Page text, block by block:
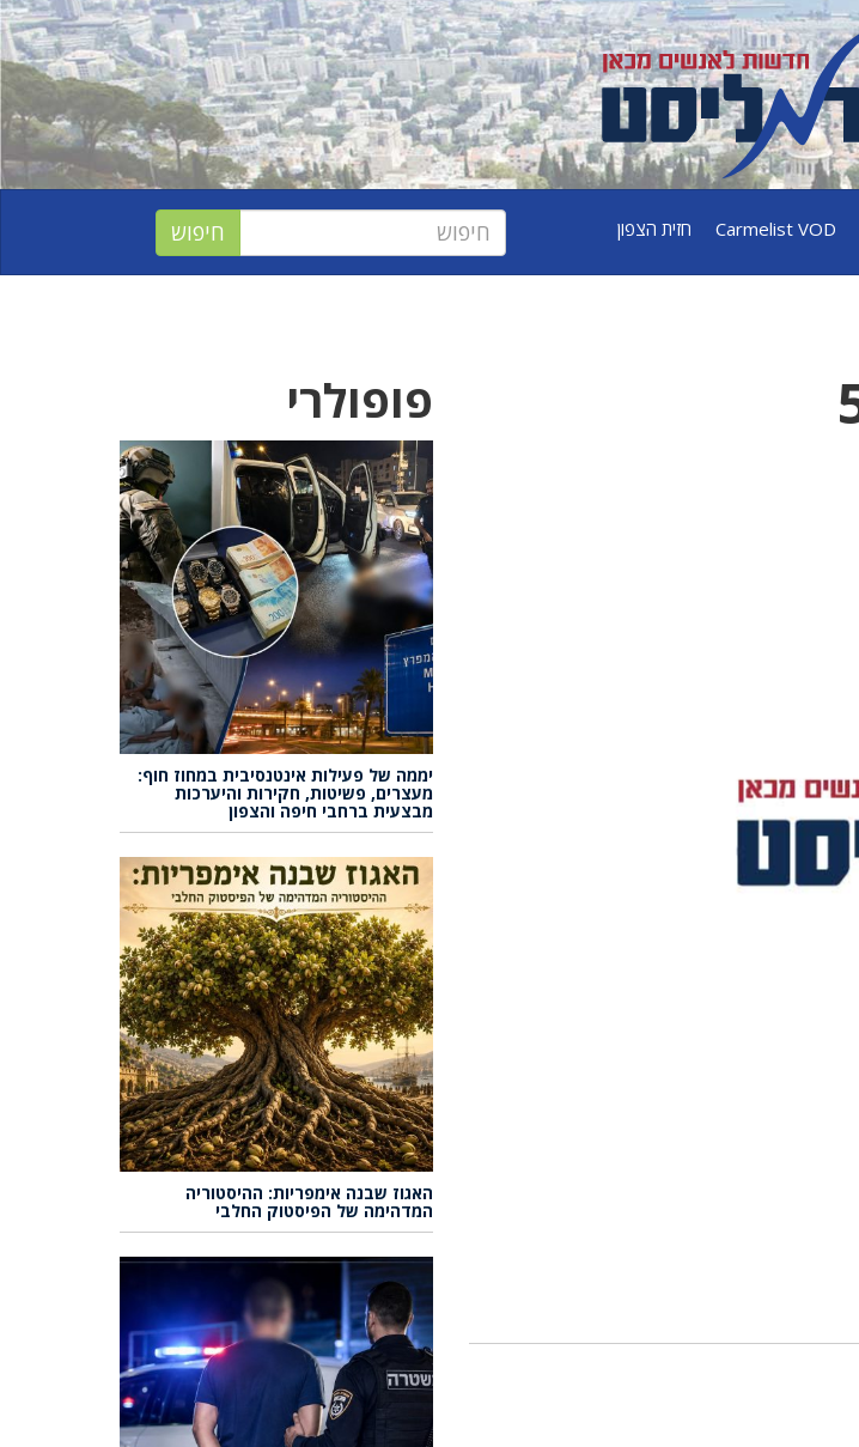
Carmelist VOD חזית הצפון
פופולרי
יממה של פעילות אינטנסיבית במחוז חוף:
מעצרים, פשיטות, חקירות והיערכות
מבצעית ברחבי חיפה והצפון
האגוז שבנה אימפריות: ההיסטוריה
המדהימה של הפיסטוק החלבי